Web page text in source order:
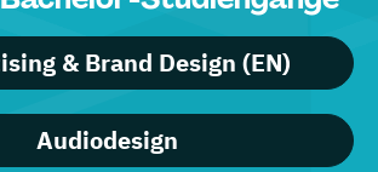
& Brand Design (EN)
Audiodesign